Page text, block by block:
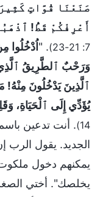
صَنَعْنَا قُوَّاتٍ
أَعْرِفْكُمْ قَطُّ!
7: 21-23)
. "اُدْخُلُوا
وَرَحْبٌ ٱلطَّرِيقُ ٱلَّذِي
ٱلَّذِينَ يَدْخُلُونَ
يُؤَدِّي إِلَى ٱلْحَيَاةِ،
14) . أنت تدعين
الجديد. يقول الرب
يمكنهم دخول
يخلصك". أختي